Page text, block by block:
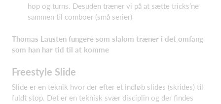
hop og turns. Desuden træner vi på at sætte tricks’ne
sammen til comboer (små serier)
Thomas Lausten fungere som slalom træner i det omfang
som han har tid til at komme
Freestyle Slide
Slide er en teknik hvor der efter et indløb slides (skrides) til
fuldt stop. Det er en teknisk svær disciplin og der findes